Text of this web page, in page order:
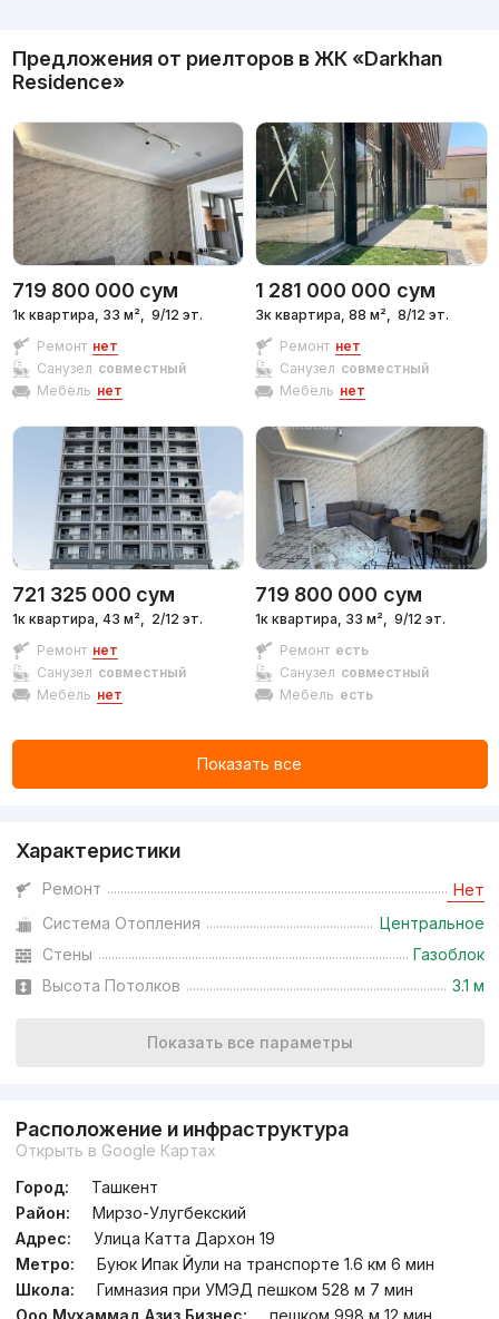
Предложения от риелторов в ЖК «Darkhan
Residence»
719 800 000 сум
1к квартира, 33 м², 9/12 эт.
Ремонт нет
Санузел совместный
Мебель нет
1 281 000 000 сум
3к квартира, 88 м², 8/12 эт.
Ремонт нет
Санузел совместный
Мебель нет
721 325 000 сум
1к квартира, 43 м²,
2/12 эт.
Ремонт нет
Санузел совместный
Мебель нет
719 800 000 сум
1к квартира, 33 м²,
9/12 эт.
Ремонт есть
Санузел совместный
Мебель есть
Показать все
Характеристики
Ремонт Нет
Система Отопления
Центральное
Стены
Газоблок
Высота Потолков
3.1 м
Показать все параметры
Расположение и инфраструктура
Открыть в Google Картах
Город:
Ташкент
Район:
Мирзо-Улугбекский
Адрес:
Улица Катта Дархон 19
Метро:
Буюк Ипак Йули на транспорте 1.6 км 6 мин
Школа:
Гимназия при УМЭД пешком 528 м 7 мин
Ооо Мухаммад Азиз Бизнес:
пешком 998 м 12 мин